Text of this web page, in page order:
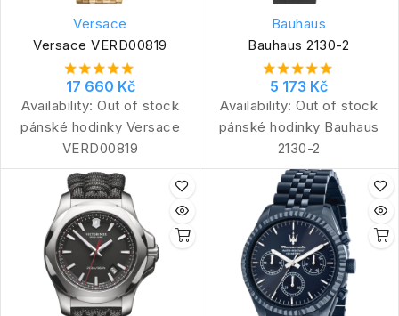
Versace
Versace VERD00819
17 660 Kč
Availability: Out of stock
pánské hodinky Versace
VERD00819
Bauhaus
Bauhaus 2130-2
5 173 Kč
Availability: Out of stock
pánské hodinky Bauhaus
2130-2